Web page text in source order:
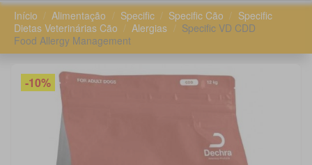
Início Alimentação Specific Specific Cão
Specific
Dietas Veterinárias Cão
Alergias
Specific VD CDD
Food Allergy Management
-10%